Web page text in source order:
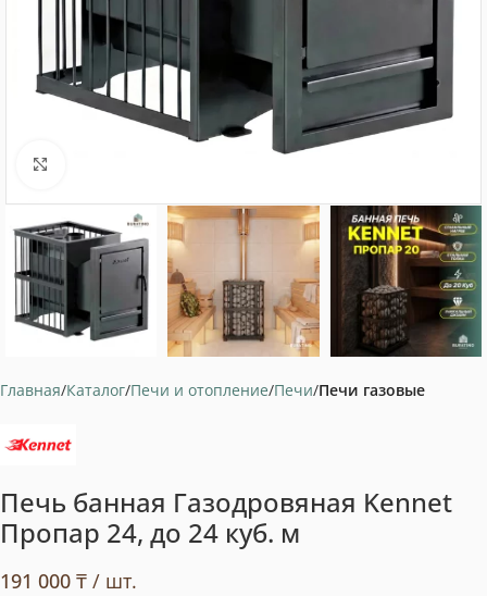
Главная Каталог Печи и отопление Печи Печи газовые
Печь банная Газодровяная Kennet
Пропар 24, до 24 куб. м
191 000 ₸ / шт.